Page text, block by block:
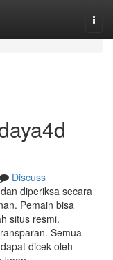
Discuss
diperiksa secara
Pemain bisa
situs resmi.
Semua
dicek oleh